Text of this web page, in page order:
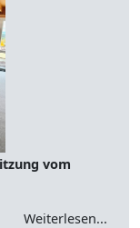
vom
Weiterlesen...